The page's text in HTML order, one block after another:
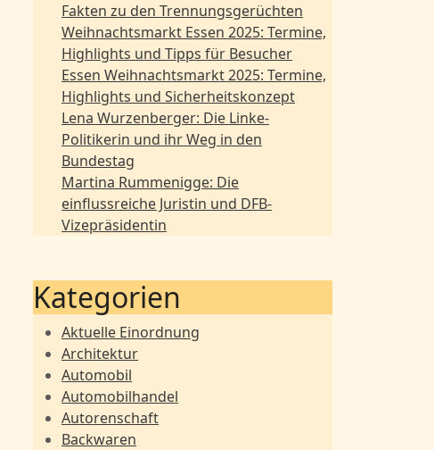
Fakten zu den Trennungsgerüchten
Weihnachtsmarkt Essen 2025: Termine,
Highlights und Tipps für Besucher
Essen Weihnachtsmarkt 2025: Termine,
Highlights und Sicherheitskonzept
Lena Wurzenberger: Die Linke-
Politikerin und ihr Weg in den
Bundestag
Martina Rummenigge: Die
einflussreiche Juristin und DFB-
Vizepräsidentin
Kategorien
Aktuelle Einordnung
Architektur
Automobil
Automobilhandel
Autorenschaft
Backwaren